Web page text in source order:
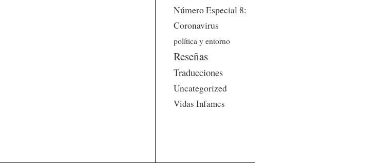
Número Especial 8:
Coronavirus
política y entorno
Reseñas
Traducciones
Uncategorized
Vidas Infames